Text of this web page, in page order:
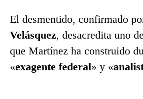
El desmentido, confirmado
Velásquez, desacredita uno
que Martínez ha construido
«exagente federal» y «